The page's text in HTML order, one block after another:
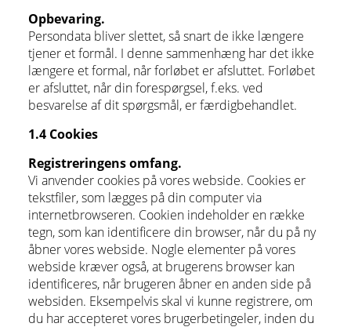
Opbevaring.
Persondata bliver slettet, så snart de ikke længere
tjener et formål. I denne sammenhæng har det ikke
længere et formal, når forløbet er afsluttet. Forløbet
er afsluttet, når din forespørgsel, f.eks. ved
besvarelse af dit spørgsmål, er færdigbehandlet.
1.4 Cookies
Registreringens omfang.
Vi anvender cookies på vores webside. Cookies er
tekstfiler, som lægges på din computer via
internetbrowseren. Cookien indeholder en række
tegn, som kan identificere din browser, når du på ny
åbner vores webside. Nogle elementer på vores
webside kræver også, at brugerens browser kan
identificeres, når brugeren åbner en anden side på
websiden. Eksempelvis skal vi kunne registrere, om
du har accepteret vores brugerbetingeler, inden du